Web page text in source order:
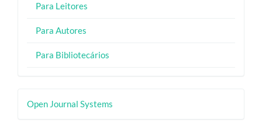
Para Leitores
Para Autores
Para Bibliotecários
Desenvolvido
Open Journal Systems